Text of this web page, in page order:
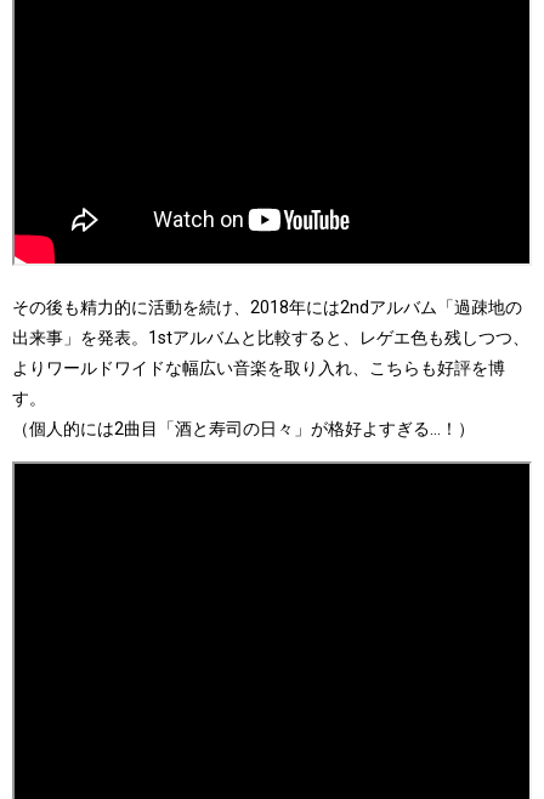
その後も精力的に活動を続け、2018年には2ndアルバム「過疎地の
出来事」を発表。1stアルバムと比較すると、レゲエ色も残しつつ、
よりワールドワイドな幅広い音楽を取り入れ、こちらも好評を博
す。
（個人的には2曲目「酒と寿司の日々」が格好よすぎる…！）